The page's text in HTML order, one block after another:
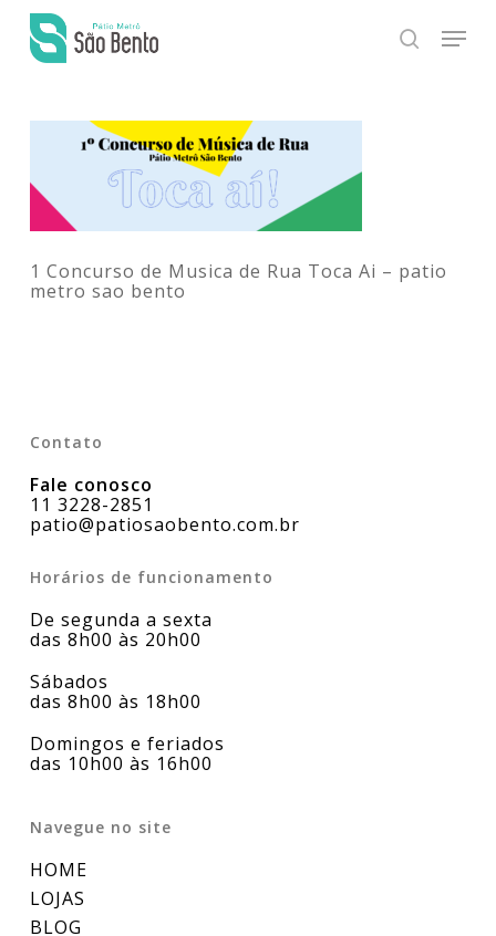
Skip
main
content
search
1 Concurso de Musica de Rua Toca Ai – patio
metro sao bento
Contato
Fale conosco
11 3228-2851
patio@patiosaobento.com.br
Horários de funcionamento
De segunda a sexta
das 8h00 às 20h00
Sábados
das 8h00 às 18h00
Domingos e feriados
das 10h00 às 16h00
Navegue no site
HOME
LOJAS
BLOG